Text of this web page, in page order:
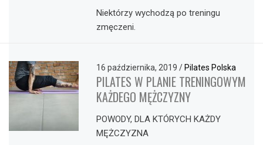
Niektórzy wychodzą po treningu
zmęczeni.
16 października, 2019/ Pilates Polska
PILATES W PLANIE TRENINGOWYM
KAŻDEGO MĘŻCZYZNY
POWODY, DLA KTÓRYCH KAŻDY
MĘŻCZYZNA